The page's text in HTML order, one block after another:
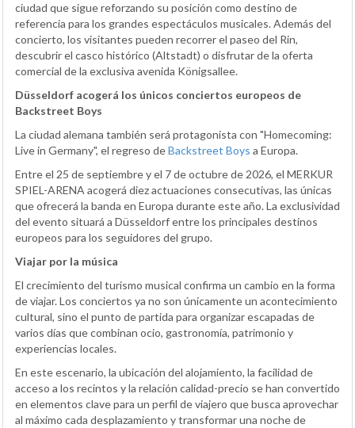
ciudad que sigue reforzando su posición como destino de
referencia para los grandes espectáculos musicales. Además del
concierto, los visitantes pueden recorrer el paseo del Rin,
descubrir el casco histórico (Altstadt) o disfrutar de la oferta
comercial de la exclusiva avenida Königsallee.
Düsseldorf acogerá los únicos conciertos europeos de
Backstreet Boys
La ciudad alemana también será protagonista con "Homecoming:
Live in Germany", el regreso deBackstreet Boys a Europa.
Entre el 25 de septiembre y el 7 de octubre de 2026, el MERKUR
SPIEL-ARENA acogerá diez actuaciones consecutivas, las únicas
que ofrecerá la banda en Europa durante este año. La exclusividad
del evento situará a Düsseldorf entre los principales destinos
europeos para los seguidores del grupo.
Viajar por la música
El crecimiento del turismo musical confirma un cambio en la forma
de viajar. Los conciertos ya no son únicamente un acontecimiento
cultural, sino el punto de partida para organizar escapadas de
varios días que combinan ocio, gastronomía, patrimonio y
experiencias locales.
En este escenario, la ubicación del alojamiento, la facilidad de
acceso a los recintos y la relación calidad-precio se han convertido
en elementos clave para un perfil de viajero que busca aprovechar
al máximo cada desplazamiento y transformar una noche de